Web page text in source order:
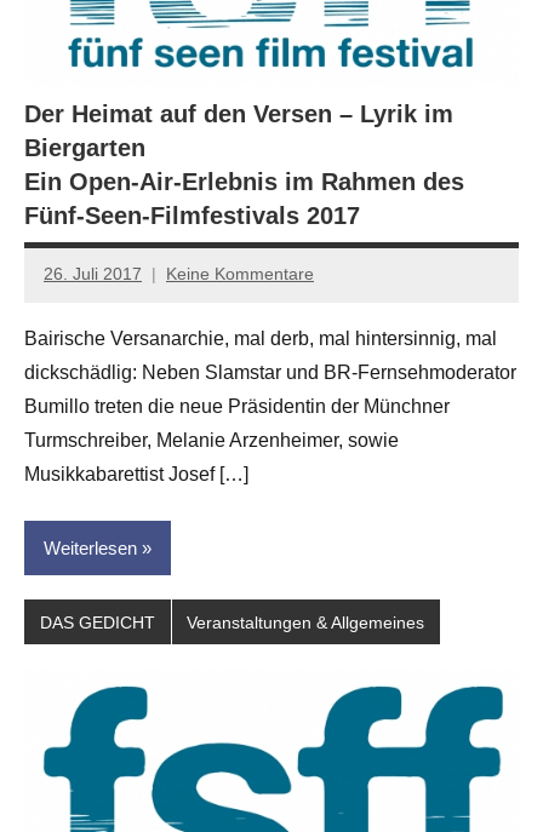
Der Heimat auf den Versen – Lyrik im
Biergarten
Ein Open-Air-Erlebnis im Rahmen des
Fünf-Seen-Filmfestivals 2017
26. Juli 2017
Anton
Leitner
Keine Kommentare
Bairische Versanarchie, mal derb, mal hintersinnig, mal
dickschädlig: Neben Slamstar und BR-Fernsehmoderator
Bumillo treten die neue Präsidentin der Münchner
Turmschreiber, Melanie Arzenheimer, sowie
Musikkabarettist Josef […]
Weiterlesen
DAS GEDICHT Veranstaltungen & Allgemeines